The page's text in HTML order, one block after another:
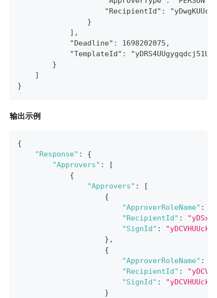
"RecipientId":
                }
            ],
            "Deadline": 1698202075,
"TemplateId":
        }
    ]
}
输出示例
{
"Response" :
{
"Approvers" :
[
{
"Approvers" :
[
{
"ApproverRoleName" :
"RecipientId" :
"SignId" :
} ,
{
"ApproverRoleName" :
"RecipientId" :
"SignId" :
}